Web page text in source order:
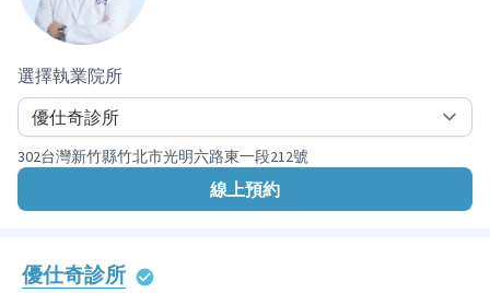
選擇執業院所
302台灣新竹縣竹北市光明六路東一段212號
線上預約
優仕奇診所